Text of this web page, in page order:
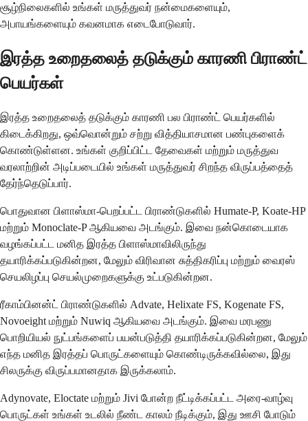
சூழ்நிலைகளில் உங்கள் மருத்துவர் நன்மைகளையும்,
அபாயங்களையும் கவனமாக எடைபோடுவார்.
இரத்த உறைதலைத் தடுக்கும் காரணி பிராண்ட்
பெயர்கள்
இரத்த உறைதலைத் தடுக்கும் காரணி பல பிராண்ட் பெயர்களில்
கிடைக்கிறது, ஒவ்வொன்றும் சற்று வித்தியாசமான பண்புகளைக்
கொண்டுள்ளன. உங்கள் குறிப்பிட்ட தேவைகள் மற்றும் மருத்துவ
வரலாற்றின் அடிப்படையில் உங்கள் மருத்துவர் சிறந்த விருப்பத்தைத்
தேர்ந்தெடுப்பார்.
பொதுவான பிளாஸ்மா-பெறப்பட்ட பிராண்டுகளில் Humate-P, Koate-HP
மற்றும் Monoclate-P ஆகியவை அடங்கும். இவை நன்கொடையாக
வழங்கப்பட்ட மனித இரத்த பிளாஸ்மாவிலிருந்து
தயாரிக்கப்படுகின்றன, மேலும் விரிவான சுத்திகரிப்பு மற்றும் வைரஸ்
செயலிழப்பு செயல்முறைகளுக்கு உட்படுகின்றன.
ரீகாம்பினன்ட் பிராண்டுகளில் Advate, Helixate FS, Kogenate FS,
Novoeight மற்றும் Nuwiq ஆகியவை அடங்கும். இவை மரபணு
பொறியியல் நுட்பங்களைப் பயன்படுத்தி தயாரிக்கப்படுகின்றன, மேலும்
எந்த மனித இரத்தப் பொருட்களையும் கொண்டிருக்கவில்லை, இது
சிலருக்கு விருப்பமானதாக இருக்கலாம்.
Adynovate, Eloctate மற்றும் Jivi போன்ற நீட்டிக்கப்பட்ட அரை-வாழ்வு
பொருட்கள் உங்கள் உடலில் நீண்ட காலம் நீடிக்கும், இது ஊசி போடும்